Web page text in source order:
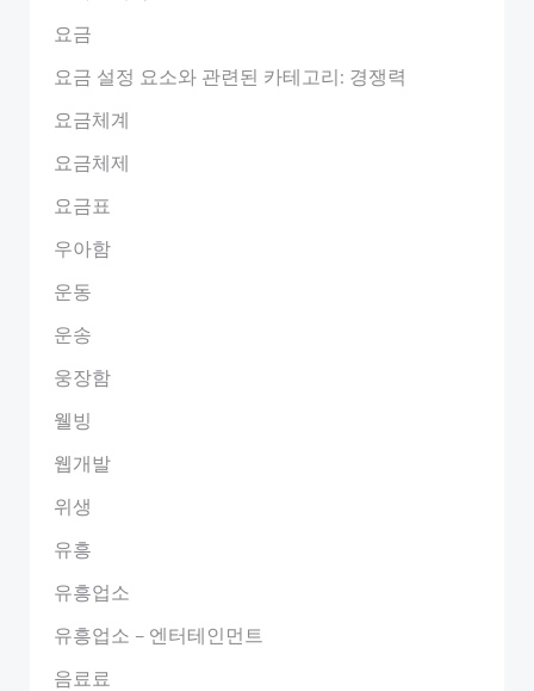
요금
요금 설정 요소와 관련된 카테고리: 경쟁력
요금체계
요금체제
요금표
우아함
운동
운송
웅장함
웰빙
웹개발
위생
유흥
유흥업소
유흥업소 – 엔터테인먼트
음료료